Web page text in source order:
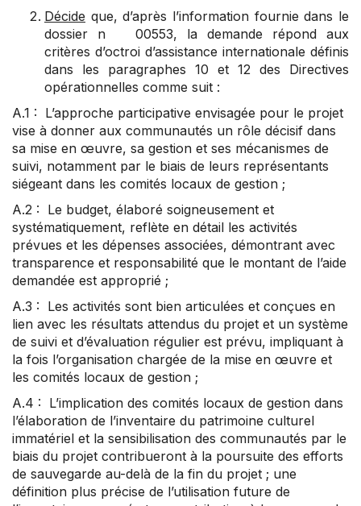
Décide que, d’après l’information fournie dans le
dossier n 00553, la demande répond aux
critères d’octroi d’assistance internationale définis
dans les paragraphes 10 et 12 des Directives
opérationnelles comme suit :
A.1 : L’approche participative envisagée pour le projet
vise à donner aux communautés un rôle décisif dans
sa mise en œuvre, sa gestion et ses mécanismes de
suivi, notamment par le biais de leurs représentants
siégeant dans les comités locaux de gestion ;
A.2 : Le budget, élaboré soigneusement et
systématiquement, reflète en détail les activités
prévues et les dépenses associées, démontrant avec
transparence et responsabilité que le montant de l’aide
demandée est approprié ;
A.3 : Les activités sont bien articulées et conçues en
lien avec les résultats attendus du projet et un système
de suivi et d’évaluation régulier est prévu, impliquant à
la fois l’organisation chargée de la mise en œuvre et
les comités locaux de gestion ;
A.4 : L’implication des comités locaux de gestion dans
l’élaboration de l’inventaire du patrimoine culturel
immatériel et la sensibilisation des communautés par le
biais du projet contribueront à la poursuite des efforts
de sauvegarde au-delà de la fin du projet ; une
définition plus précise de l’utilisation future de